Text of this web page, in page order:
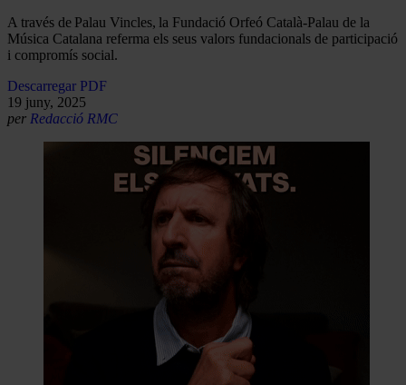
A través de Palau Vincles, la Fundació Orfeó Català-Palau de la
Música Catalana referma els seus valors fundacionals de participació
i compromís social.
Descarregar PDF
19 juny, 2025
per Redacció RMC